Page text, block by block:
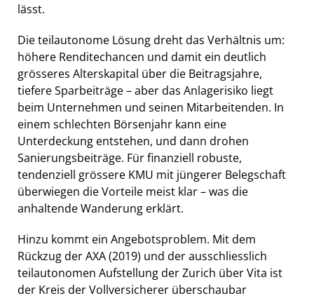
lässt.
Die teilautonome Lösung dreht das Verhältnis um:
höhere Renditechancen und damit ein deutlich
grösseres Alterskapital über die Beitragsjahre,
tiefere Sparbeiträge – aber das Anlagerisiko liegt
beim Unternehmen und seinen Mitarbeitenden. In
einem schlechten Börsenjahr kann eine
Unterdeckung entstehen, und dann drohen
Sanierungsbeiträge. Für finanziell robuste,
tendenziell grössere KMU mit jüngerer Belegschaft
überwiegen die Vorteile meist klar – was die
anhaltende Wanderung erklärt.
Hinzu kommt ein Angebotsproblem. Mit dem
Rückzug der AXA (2019) und der ausschliesslich
teilautonomen Aufstellung der Zurich über Vita ist
der Kreis der Vollversicherer überschaubar